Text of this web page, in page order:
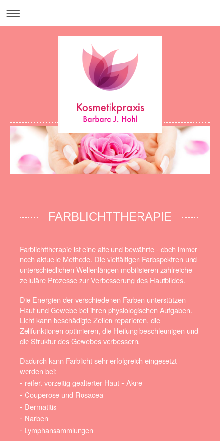
FARBLICHTTHERAPIE
Farblichttherapie ist eine alte und bewährte - doch immer
noch aktuelle Methode. Die vielfältigen Farbspektren und
unterschiedlichen Wellenlängen mobilisieren zahlreiche
zelluläre Prozesse zur Verbesserung des Hautbildes.
Die Energien der verschiedenen Farben unterstützen
Haut und Gewebe bei ihren physiologischen Aufgaben.
Licht kann beschädigte Zellen reparieren, die
Zellfunktionen optimieren, die Heilung beschleunigen und
die Struktur des Gewebes verbessern.
Dadurch kann Farblicht sehr erfolgreich eingesetzt
werden bei:
- reifer. vorzeitig gealterter Haut - Akne
- Couperose und Rosacea
- Dermatitis
- Narben
- Lymphansammlungen